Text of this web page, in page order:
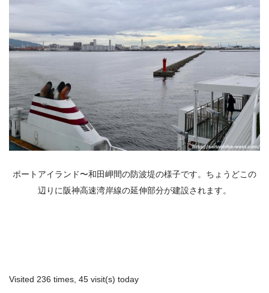
ポートアイランド〜和田岬間の防波堤の様子です。ちょうどこの
辺りに阪神高速湾岸線の延伸部分が建設されます。
Visited 236 times, 45 visit(s) today